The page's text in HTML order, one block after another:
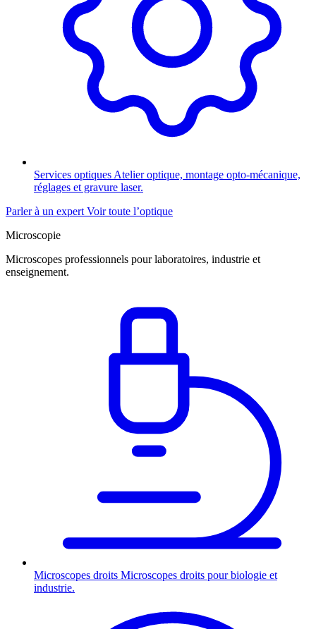
Services optiques Atelier optique, montage opto-mécanique,
réglages et gravure laser.
Parler à un expert Voir toute l’optique
Microscopie
Microscopes professionnels pour laboratoires, industrie et
enseignement.
Microscopes droits Microscopes droits pour biologie et
industrie.